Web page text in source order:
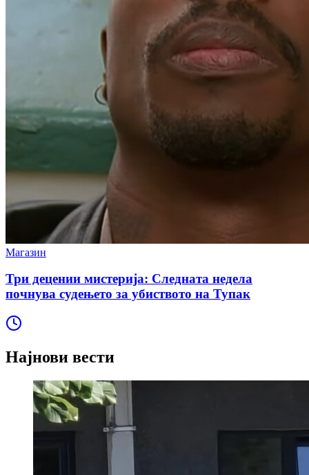
Магазин
Три децении мистерија: Следната недела
почнува судењето за убиството на Тупак
Најнови вести